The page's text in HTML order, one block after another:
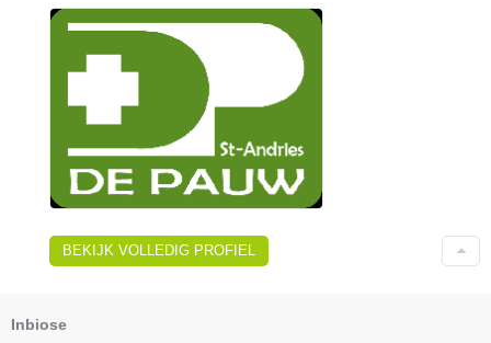
BEKIJK VOLLEDIG PROFIEL
Inbiose